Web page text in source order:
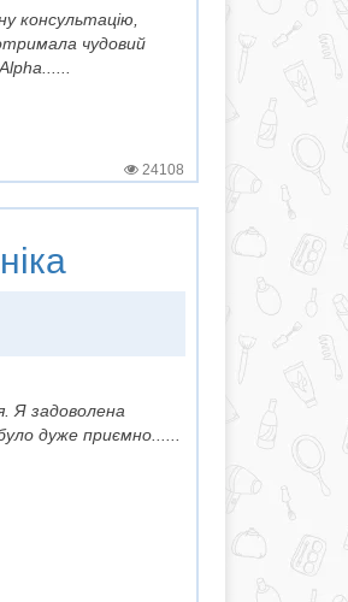
консультацію,
чудовий
24108
Я задоволена
дуже приємно......